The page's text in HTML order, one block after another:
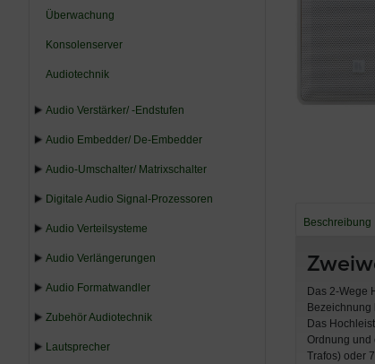
Überwachung
Konsolenserver
Audiotechnik
Audio Verstärker/ -Endstufen
Audio Embedder/ De-Embedder
Audio-Umschalter/ Matrixschalter
Digitale Audio Signal-Prozessoren
Audio Verteilsysteme
Audio Verlängerungen
Audio Formatwandler
Zubehör Audiotechnik
Lautsprecher
Beschreibung
Das 2-Wege
Bezeichnung
Das
Ordnung und
Trafos) oder